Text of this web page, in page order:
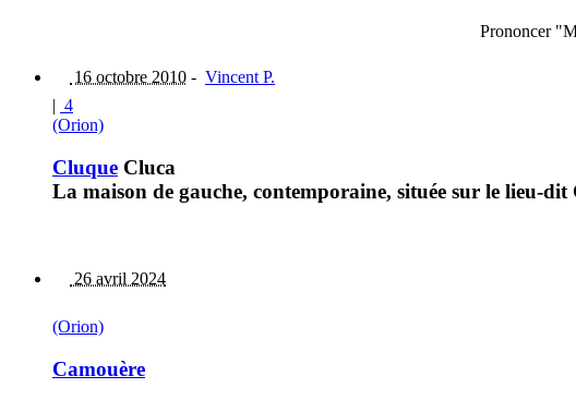
Prononcer
16 octobre 2010 - Vincent P.
| 4
(Orion)
Cluque Cluca
La maison de gauche, contemporaine, située sur le lieu-
26 avril 2024
(Orion)
Camouère